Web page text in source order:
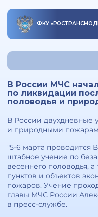
ФКУ «
В России МЧС
по ликвидации
половодья и
В России двухдневные
и природными
"5-6 марта проводится
штабное учение по
весеннего половодья,
пунктов и объектов
пожаров. Учение
главы МЧС России
в пресс-службе.